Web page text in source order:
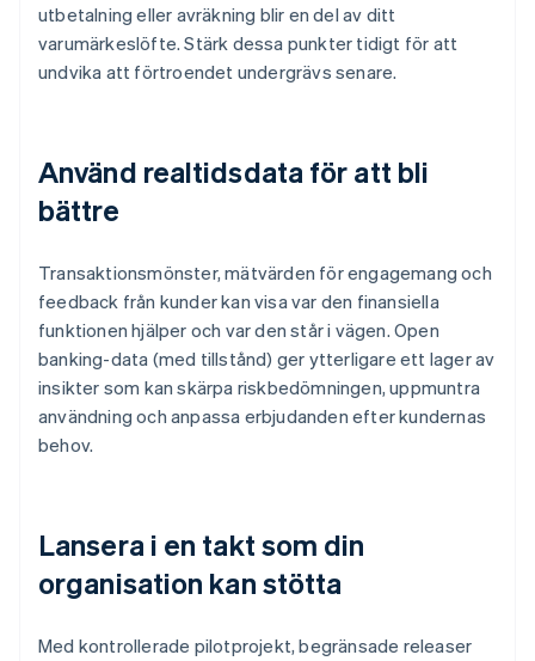
utbetalning eller avräkning blir en del av ditt
varumärkeslöfte. Stärk dessa punkter tidigt för att
undvika att förtroendet undergrävs senare.
Använd realtidsdata för att bli
bättre
Transaktionsmönster, mätvärden för engagemang och
feedback från kunder kan visa var den finansiella
funktionen hjälper och var den står i vägen. Open
banking-data (med tillstånd) ger ytterligare ett lager av
insikter som kan skärpa riskbedömningen, uppmuntra
användning och anpassa erbjudanden efter kundernas
behov.
Lansera i en takt som din
organisation kan stötta
Med kontrollerade pilotprojekt, begränsade releaser